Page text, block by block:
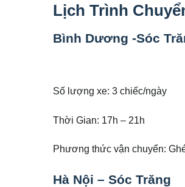
Lịch Trình
Bình Dương -Sóc
Số lượng xe: 3 chiếc/ngày
Thời Gian: 17h – 21h
Phương thức vận chuyển:
Hà Nội – Sóc Trăng